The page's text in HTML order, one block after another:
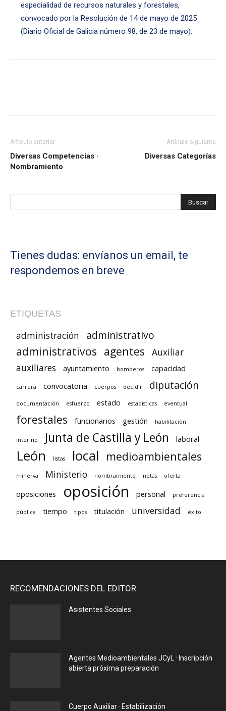
especialidad de recursos naturales y forestales,
convocado por la Resolución de 14 de mayo de 2025
(Diario Oficial de Galicia número 98, de 23 de mayo).
Artículo anterior
Diversas Competencias ·
Nombramiento
Artículo siguiente
Diversas Categorías
Tienes dudas: envíanos un email, te
respondemos en breve
ETIQUETAS
administración administrativo
administrativos agentes
Auxiliar
auxiliares
ayuntamiento bomberos capacidad
carrera convocatoria cuerpos decidir diputación
documentación esfuerzo estado estadísticas eventual
forestales funcionarios gestión habilitación
interino Junta de Castilla y León laboral
León listas local medioambientales
minerva Ministerio nombramiento notas oferta
oposiciones oposición personal preferencia
pública tiempo tipos titulación universidad éxito
RECOMENDACIONES DEL EDITOR
Asistentes Sociales
Agentes Medioambientales JCyL · Inscripción
abierta próxima preparación
Cuerpo Auxiliar · Estabilización